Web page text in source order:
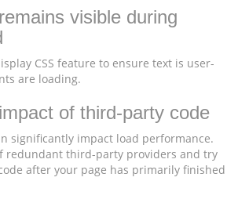
visible during
CSS feature to ensure text is user-
are loading.
of third-party code
significantly impact load performance.
redundant third-party providers and try
after your page has primarily finished